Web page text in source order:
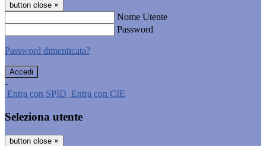
button close ×
Nome Utente
Password
Password dimenticata?
-
Entra con SPID Entra con CIE
Seleziona utente
button close ×